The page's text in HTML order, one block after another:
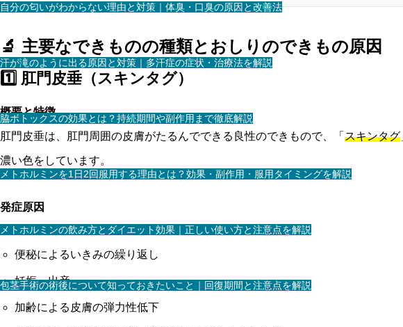
自分の匂いがわからない理由と対策｜体臭・口臭の原因と改善法
汗が滝のように出る原因と対策｜多汗症の症状・治療法を解説
脇ボトックスの効果とは？持続期間や副作用まで徹底解説
メトホルミンを1日2回服用する理由とは？効果・副作用・服用タイミングを解説
メトホルミンの飲み方とダイエット効果｜正しい使い方と注意点を解説
包茎手術の術後について知っておきたいこと｜回復期間と注意点を解説
🔬 主要なできものの種類とおしりのできもの原因
1️⃣ 肛門皮垂（スキンタグ）
概要と特徴
肛門皮垂は、肛門周囲の皮膚がたるんでできる良性のできもので、「 スキンタグ
濃い色をしています。
発症原因
便秘によるいきみの繰り返し
妊娠・出産
加齢による皮膚の弾力性低下